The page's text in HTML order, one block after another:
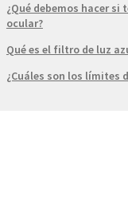
¿Qué debemos hacer si
ocular?
Qué es el filtro de luz
¿Cuáles son los límites